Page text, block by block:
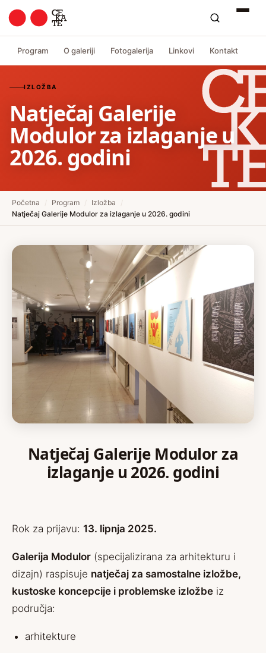
Program O galeriji Fotogalerija Linkovi Kontakt
IZLOŽBA
Natječaj Galerije
Modulor za izlaganje u
2026. godini
Početna Program Izložba
Natječaj Galerije Modulor za izlaganje u 2026. godini
Natječaj Galerije Modulor za
izlaganje u 2026. godini
Rok za prijavu: 13. lipnja 2025.
Galerija Modulor (specijalizirana za arhitekturu i
dizajn) raspisuje natječaj za samostalne izložbe,
kustoske koncepcije i problemske izložbe iz
područja:
arhitekture